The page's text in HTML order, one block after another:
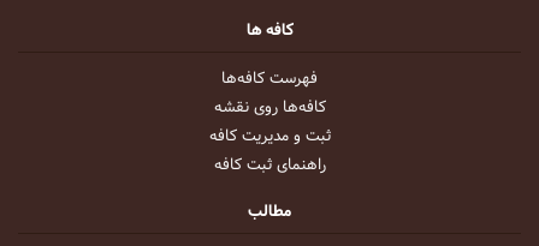
کافه ها
فهرست کافه‌ها
کافه‌ها روی نقشه
ثبت و مدیریت کافه
راهنمای ثبت کافه
مطالب